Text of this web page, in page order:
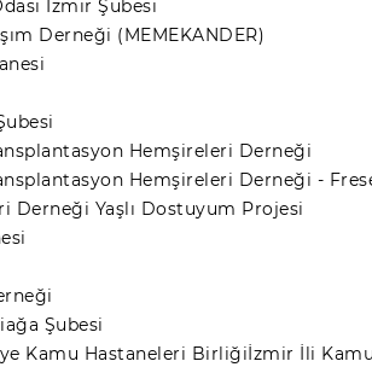
İzmir Şubesi
Derneği (MEMEKANDER)
Hemşireleri Derneği
Hemşireleri Derneği -
Derneği Yaşlı Dostuyum Projesi
Şubesi
Kamu Hastaneleri Birliğiİzmir İli